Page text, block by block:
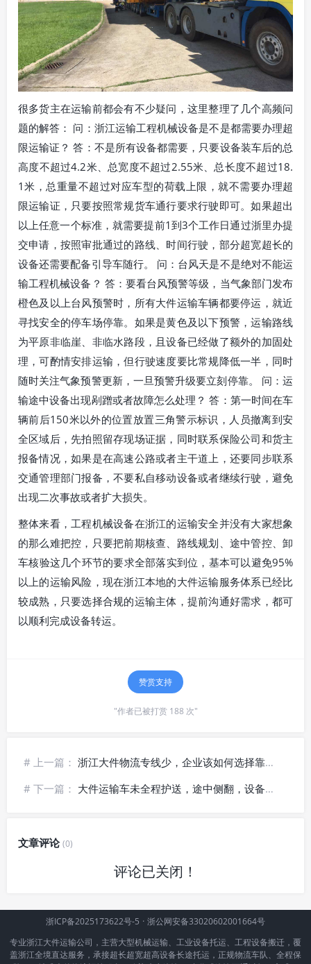
很多货主在运输前都会有不少疑问，这里整理了几个高频问
题的解答： 问：浙江运输工程机械设备是不是都需要办理超
限运输证？ 答：不是所有设备都需要，只要设备装车后的总
高度不超过4.2米、总宽度不超过2.55米、总长度不超过18.
1米，总重量不超过对应车型的荷载上限，就不需要办理超
限运输证，只要按照常规货车通行要求行驶即可。如果超出
以上任意一个标准，就需要提前1到3个工作日通过浙里办提
交申请，按照审批通过的路线、时间行驶，部分超宽超长的
设备还需要配备引导车随行。 问：台风天是不是绝对不能运
输工程机械设备？ 答：要看台风预警等级，当气象部门发布
橙色及以上台风预警时，所有大件运输车辆都要停运，就近
寻找安全的停车场停靠。如果是黄色及以下预警，运输路线
为平原非临崖、非临水路段，且设备已经做了额外的加固处
理，可酌情安排运输，但行驶速度要比常规降低一半，同时
随时关注气象预警更新，一旦预警升级要立刻停靠。 问：运
输途中设备出现剐蹭或者故障怎么处理？ 答：第一时间在车
辆前后150米以外的位置放置三角警示标识，人员撤离到安
全区域后，先拍照留存现场证据，同时联系保险公司和货主
报备情况，如果是在高速公路或者主干道上，还要同步联系
交通管理部门报备，不要私自移动设备或者继续行驶，避免
出现二次事故或者扩大损失。
整体来看，工程机械设备在浙江的运输安全并没有大家想象
的那么难把控，只要把前期核查、路线规划、途中管控、卸
车核验这几个环节的要求全部落实到位，基本可以避免95%
以上的运输风险，现在浙江本地的大件运输服务体系已经比
较成熟，只要选择合规的运输主体，提前沟通好需求，都可
以顺利完成设备转运。
赞赏支持
"作者已被打赏 188 次"
# 上一篇： 浙江大件物流专线少，企业该如何选择靠谱服务商？
# 下一篇： 大件运输车未全程护送，途中侧翻，设备损毁谁负责？
文章评论(0)
评论已关闭！
浙ICP备2025173622号-5 · 浙公网安备33020602001664号
专业浙江大件运输公司，主营大型机械运输、工业设备托运、工程设备搬迁，覆
盖浙江全境直达服务，承接超长超宽超高设备长途托运，正规物流车队、全程保